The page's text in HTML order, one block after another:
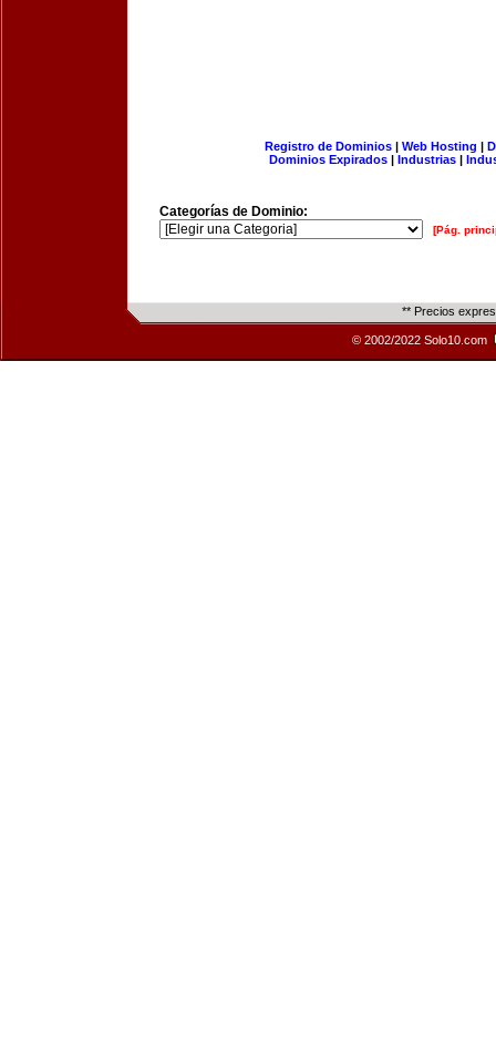
Registro de Dominios| Web Hosting |
Dominios Expirados | Industrias |
Categorías de Dominio:
[Pág.
** Precios
© 2002/2022 Solo10.com